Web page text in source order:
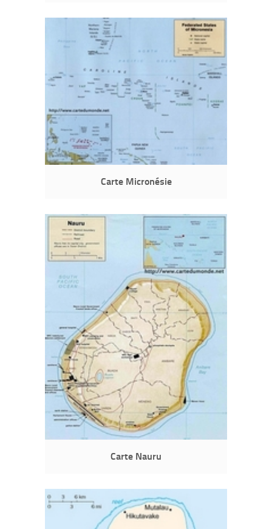
Carte Micronésie
Carte Nauru